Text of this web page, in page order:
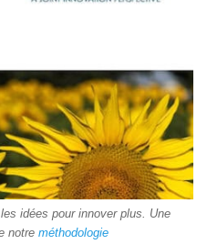
idées pour innover plus. Une
notre méthodologie